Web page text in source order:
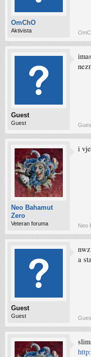
OmChO
Aktivista
Guest
Guest
Neo Bahamut
Zero
Veteran foruma
i
Neo
Guest
Guest
a